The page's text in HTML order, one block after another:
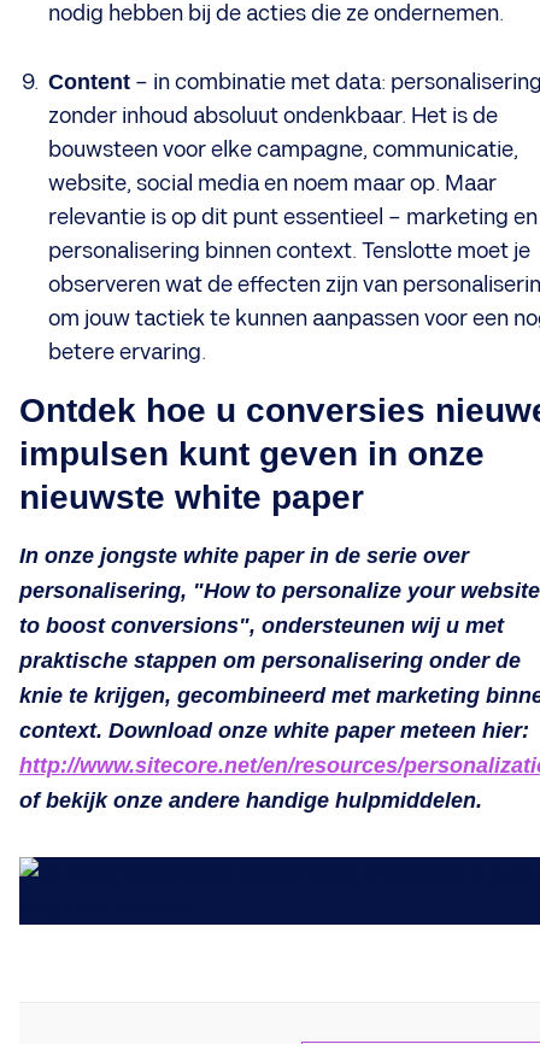
nodig hebben bij de acties die ze ondernemen.
Content – in combinatie met data:
zonder inhoud absoluut ondenkbaar. Het is de
bouwsteen voor elke campagne, communicatie,
website, social media en noem maar op. Maar
relevantie is op dit punt essentieel – marketing en
personalisering binnen context. Tenslotte moet je
observeren wat de effecten zijn van
om jouw tactiek te kunnen aanpassen voor een
betere ervaring.
Ontdek hoe u conversies
impulsen kunt geven in onze
nieuwste white paper
In onze jongste white paper in de serie over
personalisering, "How to personalize your website
to boost conversions", ondersteunen wij u met
praktische stappen om personalisering onder de
knie te krijgen, gecombineerd met marketing
context. Download onze white paper meteen hier:
http://www.sitecore.net/en/resources/
of bekijk onze andere handige hulpmiddelen.